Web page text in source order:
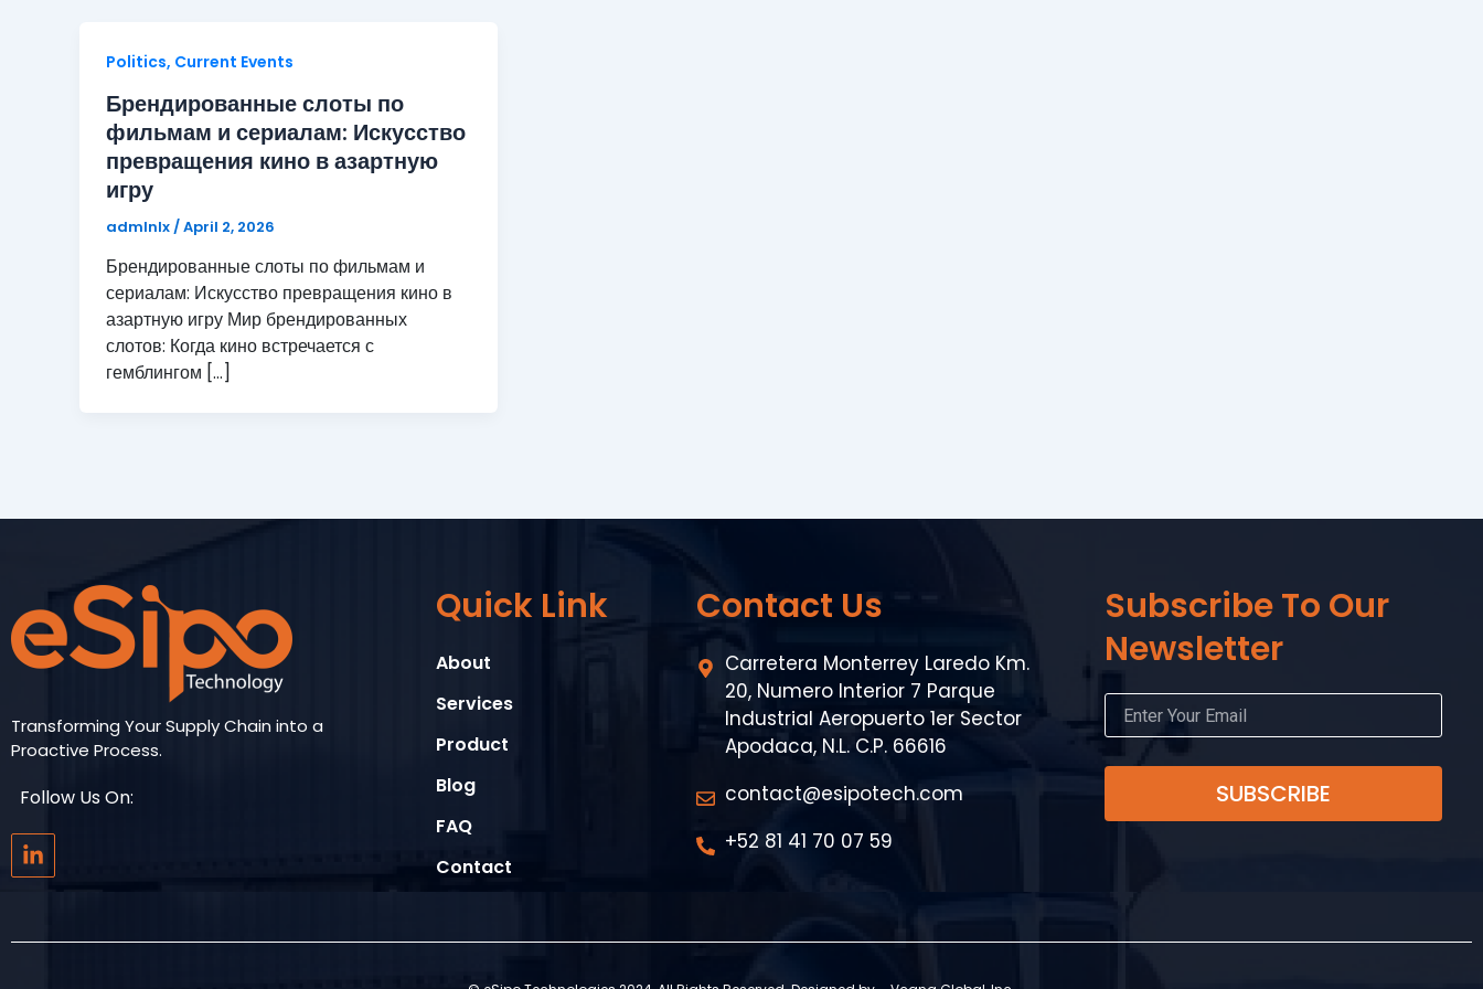
Politics, Current Events
Брендированные слоты по
фильмам и сериалам: Искусство
превращения кино в азартную
игру
admlnlx /April 2, 2026
Брендированные слоты по фильмам и
сериалам: Искусство превращения кино в
азартную игру Мир брендированных
слотов: Когда кино встречается с
гемблингом […]
Transforming Your Supply Chain into a
Proactive Process.
Follow Us On:
L
i
n
Quick Link
About
Services
Product
Blog
FAQ
Contact
Contact Us
Carretera Monterrey Laredo Km.
20, Numero Interior 7 Parque
Industrial Aeropuerto 1er Sector
Apodaca, N.L. C.P. 66616
contact@esipotech.com
+52 81 41 70 07 59
Subscribe To Our
Newsletter
SUBSCRIBE